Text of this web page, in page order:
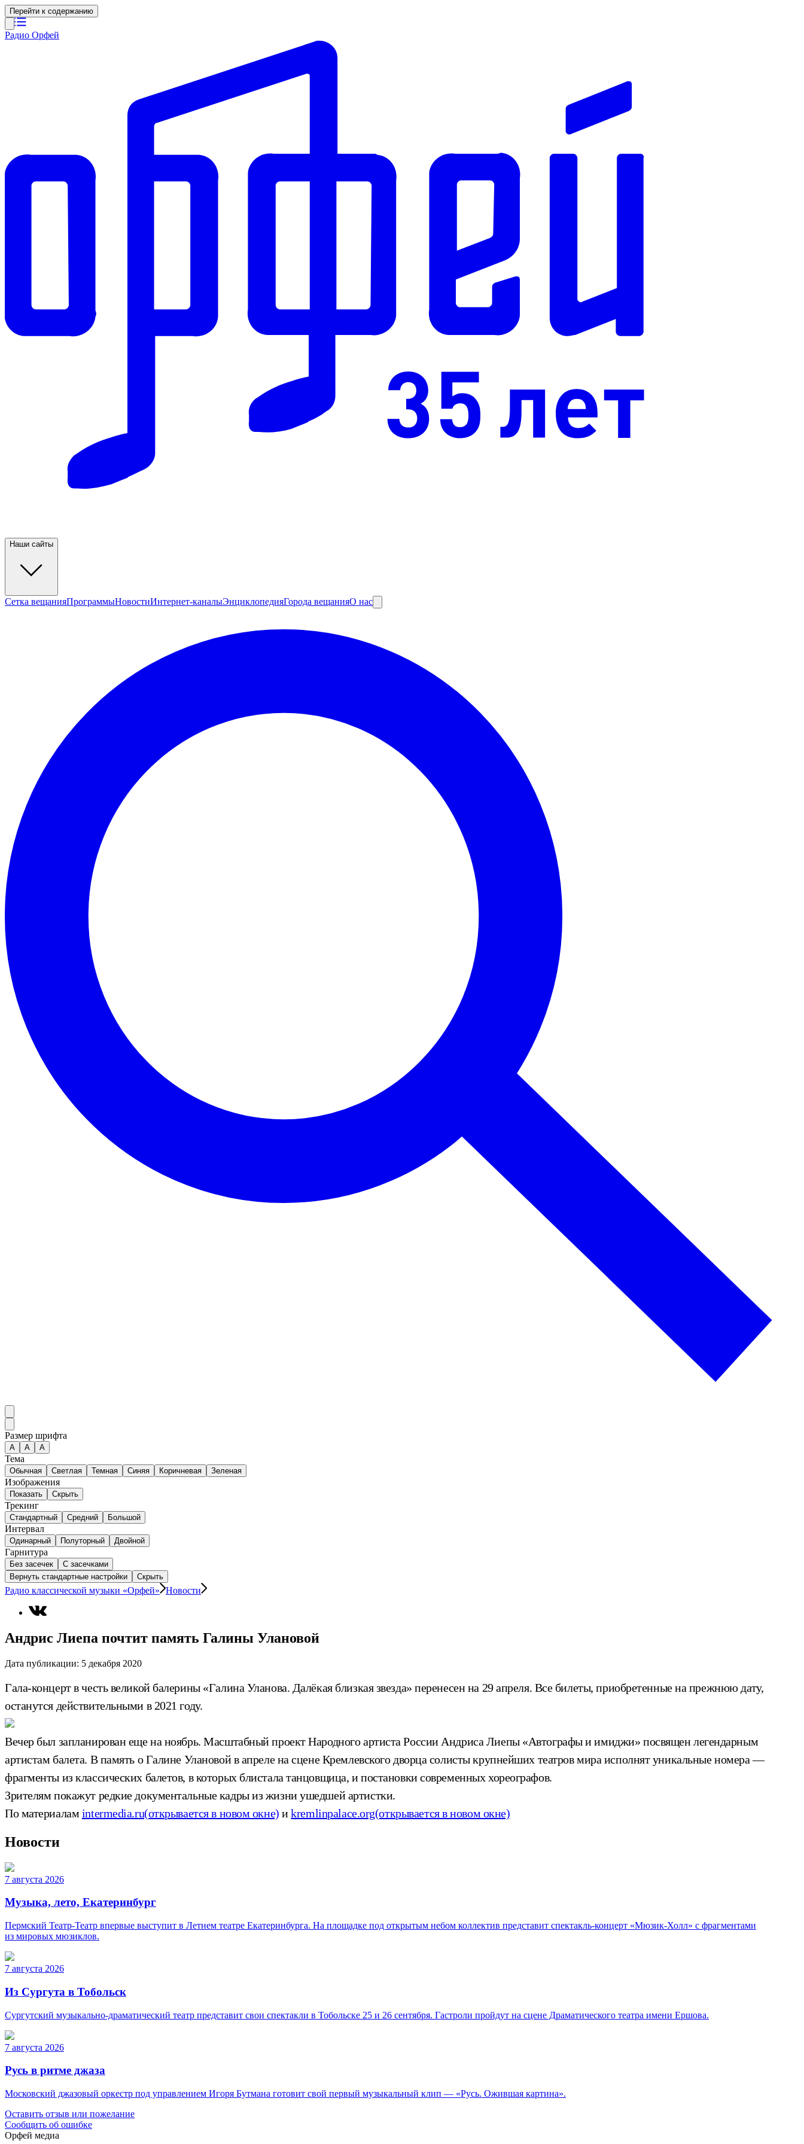
Перейти к содержанию
Радио Орфей
Наши сайты
Сетка вещанияПрограммыНовостиИнтернет-каналыЭнциклопедияГорода вещанияО нас
Размер шрифта
А A A
Тема
Обычная Светлая Темная Синяя Коричневая Зеленая
Изображения
Показать Скрыть
Трекинг
Стандартный Средний Большой
Интервал
Одинарный Полуторный Двойной
Гарнитура
Без засечек
С засечками
Вернуть стандартные настройки
Скрыть
Радио классической музыки «Орфей» Новости
Андрис Лиепа почтит память Галины Улановой
Дата публикации: 5 декабря 2020
Гала-концерт в честь великой балерины «Галина Уланова. Далёкая близкая звезда» перенесен на 29 апреля. Все билеты, приобретенные на прежнюю дату,
останутся действительными в 2021 году.
Вечер был запланирован еще на ноябрь. Масштабный проект Народного артиста России Андриса Лиепы «Автографы и имиджи» посвящен легендарным
артистам балета. В память о Галине Улановой в апреле на сцене Кремлевского дворца солисты крупнейших театров мира исполнят уникальные номера —
фрагменты из классических балетов, в которых блистала танцовщица, и постановки современных хореографов.
Зрителям покажут редкие документальные кадры из жизни ушедшей артистки.
По материалам intermedia.ru(открывается в новом окне) иkremlinpalace.org(открывается в новом окне)
Новости
7 августа 2026
Музыка, лето, Екатеринбург
Пермский Театр-Театр впервые выступит в Летнем театре Екатеринбурга. На площадке под открытым небом коллектив представит спектакль-концерт «Мюзик-Холл» с фрагментами
из мировых мюзиклов.
7 августа 2026
Из Сургута в Тобольск
Сургутский музыкально-драматический театр представит свои спектакли в Тобольске 25 и 26 сентября. Гастроли пройдут на сцене Драматического театра имени Ершова.
7 августа 2026
Русь в ритме джаза
Московский джазовый оркестр под управлением Игоря Бутмана готовит свой первый музыкальный клип — «Русь. Ожившая картина».
Оставить отзыв или пожелание
Сообщить об ошибке
Орфей медиа